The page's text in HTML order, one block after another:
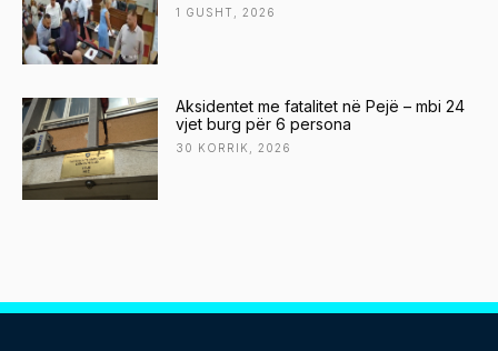
1 GUSHT, 2026
Aksidentet me fatalitet në Pejë – mbi 24
vjet burg për 6 persona
30 KORRIK, 2026